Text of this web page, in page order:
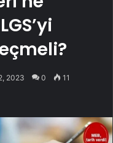
2023 0 11